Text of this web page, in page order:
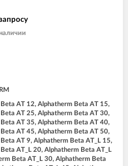
AT 12, Alphatherm Beta AT 15,
AT 25, Alphatherm Beta AT 30,
AT 35, Alphatherm Beta AT 40,
AT 45, Alphatherm Beta AT 50,
AT 9, Alphatherm Beta AT_L 15,
AT_L 20, Alphatherm Beta AT_L
Beta AT_L 30, Alphatherm Beta